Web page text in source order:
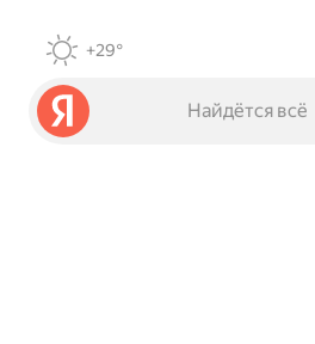
+29°
Найдётся всё